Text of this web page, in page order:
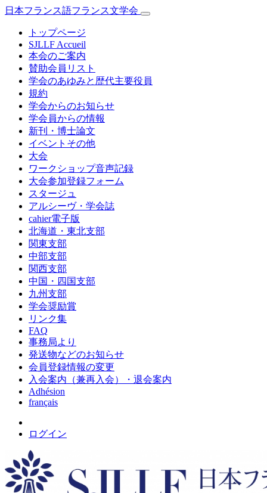
日本フランス語フランス文学会
トップページ
SJLLF Accueil
本会のご案内
賛助会員リスト
学会のあゆみと歴代主要役員
規約
学会からのお知らせ
学会員からの情報
新刊・博士論文
イベントその他
大会
ワークショップ音声記録
大会参加登録フォーム
スタージュ
アルシーヴ・学会誌
cahier電子版
北海道・東北支部
関東支部
中部支部
関西支部
中国・四国支部
九州支部
学会奨励賞
リンク集
FAQ
事務局より
発送物などのお知らせ
会員登録情報の変更
入会案内（兼再入会）・退会案内
Adhésion
français
ログイン